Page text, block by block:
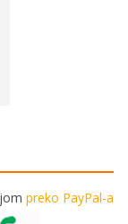
preko PayPal-a